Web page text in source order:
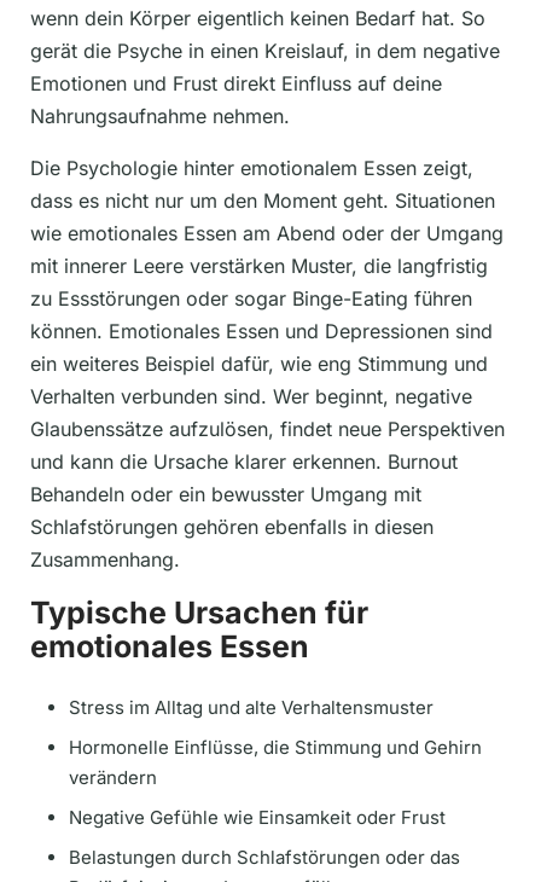
wenn dein Körper eigentlich keinen Bedarf hat. So
gerät die Psyche in einen Kreislauf, in dem negative
Emotionen und Frust direkt Einfluss auf deine
Nahrungsaufnahme nehmen.
Die Psychologie hinter emotionalem Essen zeigt,
dass es nicht nur um den Moment geht. Situationen
wie emotionales Essen am Abend oder der Umgang
mit innerer Leere verstärken Muster, die langfristig
zu Essstörungen oder sogar Binge-Eating führen
können. Emotionales Essen und Depressionen sind
ein weiteres Beispiel dafür, wie eng Stimmung und
Verhalten verbunden sind. Wer beginnt, negative
Glaubenssätze aufzulösen, findet neue Perspektiven
und kann die Ursache klarer erkennen. Burnout
Behandeln oder ein bewusster Umgang mit
Schlafstörungen gehören ebenfalls in diesen
Zusammenhang.
Typische Ursachen für
emotionales Essen
Stress im Alltag und alte Verhaltensmuster
Hormonelle Einflüsse, die Stimmung und Gehirn
verändern
Negative Gefühle wie Einsamkeit oder Frust
Belastungen durch Schlafstörungen oder das